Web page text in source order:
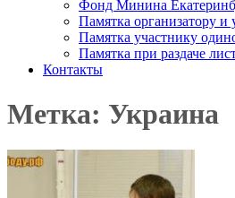
Фонд Минина
Памятка организатору
Памятка участнику
Памятка при раздаче
Контакты
Метка: Украина